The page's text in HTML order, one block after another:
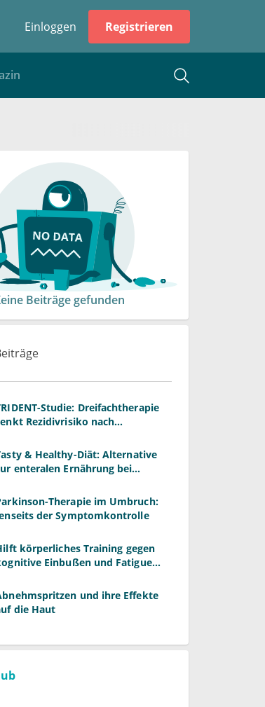
Einloggen Registrieren
Beiträge gefunden
Studie: Dreifachtherapie
Rezidivrisiko nach
& Healthy-Diät: Alternative
enteralen Ernährung bei
Therapie im Umbruch:
der Symptomkontrolle
körperliches Training gegen
Einbußen und Fatigue
und ihre Effekte
die Haut